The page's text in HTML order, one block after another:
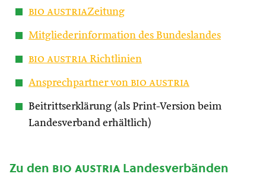
bio austriaZeitung
Mitgliederinformation des Bundeslandes
bio austria Richtlinien
Ansprechpartner von bio austria
Beitrittserklärung (als Print-Version beim
Landesverband erhältlich)
Zu den bio austria Landesverbänden